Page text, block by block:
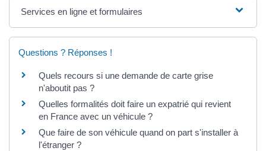
Services en ligne et formulaires
Questions ? Réponses !
Quels recours si une demande de carte grise
n'aboutit pas ?
Quelles formalités doit faire un expatrié qui revient
en France avec un véhicule ?
Que faire de son véhicule quand on part s'installer à
l'étranger ?